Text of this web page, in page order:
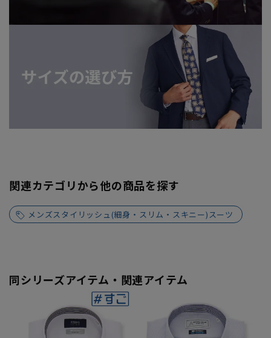
関連カテゴリから他の商品を探す
メンズスタイリッシュ(細身・スリム・スキニー)スーツ
同シリーズアイテム・関連アイテム